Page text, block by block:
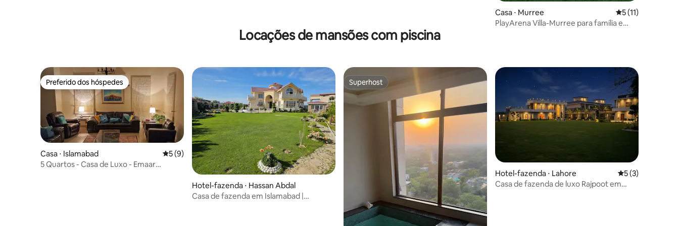
Casa ⋅ Murree 5 de uma
5 (11)
PlayArena Villa-Murree para família e
Locações de mansões com piscina
Preferido dos hóspedes
Preferido dos hóspedes
Casa ⋅ Islamabad 5 de uma avaliação média de 5, 9 avaliações
5 (9)
5 Quartos - Casa de Luxo - Emaar
Hotel-fazenda ⋅ Hassan Abdal
Casa de fazenda em Islamabad |
Superhost
Superhost
Hotel-fazenda ⋅ Lahore 5 de uma
5 (3)
Casa de fazenda de luxo Rajpoot em